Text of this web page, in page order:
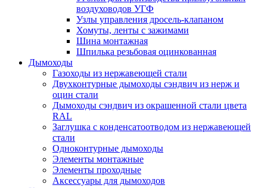
воздуховодов УГФ
Узлы управления дросель-клапаном
Хомуты, ленты с зажимами
Шина монтажная
Шпилька резьбовая оцинкованная
Дымоходы
Газоходы из нержавеющей стали
Двухконтурные дымоходы сэндвич из нерж и
оцин стали
Дымоходы сэндвич из окрашенной стали цвета
RAL
Заглушка с конденсатоотводом из нержавеющей
стали
Одноконтурные дымоходы
Элементы монтажные
Элементы проходные
Аксессуары для дымоходов